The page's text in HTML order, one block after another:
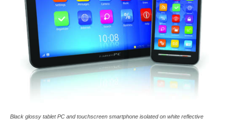
Black glossy tablet PC and touchscreen smartphone isolated on white reflective